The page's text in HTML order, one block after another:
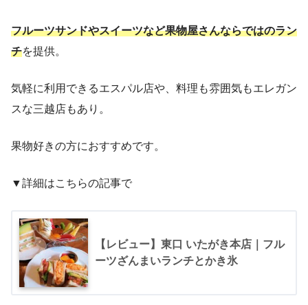
フルーツサンドやスイーツなど果物屋さんならではのラン
チを提供。
気軽に利用できるエスパル店や、料理も雰囲気もエレガン
スな三越店もあり。
果物好きの方におすすめです。
▼詳細はこちらの記事で
【レビュー】東口 いたがき本店｜フル
ーツざんまいランチとかき氷